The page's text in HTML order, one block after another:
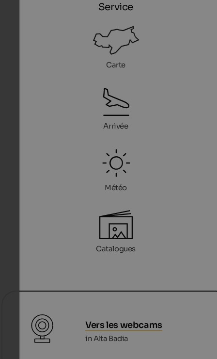
Service
Carte
Arrivée
Météo
Catalogues
Vers les webcams
in Alta Badia